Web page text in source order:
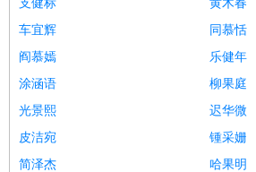
支健标
黄木春
车宜辉
同慕恬
阎慕嫣
乐健年
涂涵语
柳果庭
光景熙
迟华微
皮洁宛
锺采姗
简泽杰
哈果明